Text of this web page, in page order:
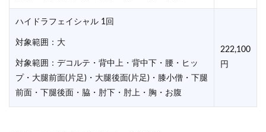
ハイドラフェイシャル 1回
対象範囲：大
対象範囲：デコルテ・背中上・背中下・腰・ヒッ
プ・大腿前面(片足)・大腿後面(片足)・膝小僧・下腿
前面・下腿後面・脇・肘下・肘上・胸・お腹
222,100
円